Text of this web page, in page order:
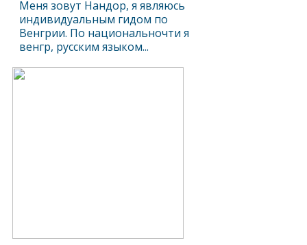
Меня зовут Нандор, я являюсь
индивидуальным гидом по
Венгрии. По национальночти я
венгр, русским языком...